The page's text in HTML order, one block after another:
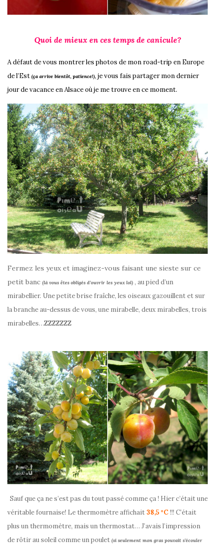
Quoi de mieux en ces temps de canicule?
A défaut de vous montrer les photos de mon road-trip en Europe
de l’Est (ça arrive bientôt, patience!), je vous fais partager mon dernier
jour de vacance en Alsace où je me trouve en ce moment.
Fermez les yeux et imaginez-vous faisant une sieste sur ce
petit banc (là vous êtes obligés d’ouvrir les yeux lol) , au pied d’un
mirabellier. Une petite brise fraîche, les oiseaux gazouillent et sur
la branche au-dessus de vous, une mirabelle, deux mirabelles, trois
mirabelles…ZZZZZZZ
Sauf que ça ne s’est pas du tout passé comme ça ! Hier c’était une
véritable fournaise! Le thermomètre affichait 38,5 °C!!! C’était
plus un thermomètre, mais un thermostat… J’avais l’impression
de rôtir au soleil comme un poulet (si seulement mon gras pouvait s’écouler